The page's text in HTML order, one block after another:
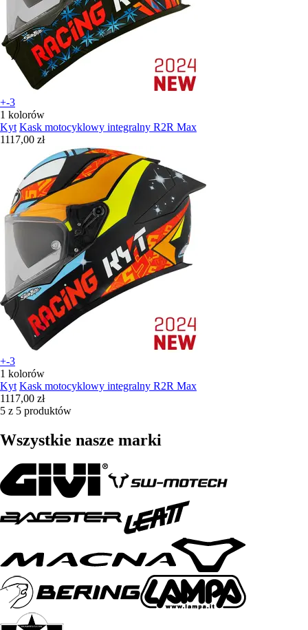
+-3
1 kolorów
Kyt Kask motocyklowy integralny R2R Max
1117,00 zł
+-3
1 kolorów
Kyt Kask motocyklowy integralny R2R Max
1117,00 zł
5 z 5 produktów
Wszystkie nasze marki